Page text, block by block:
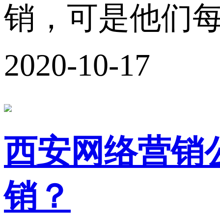
销，可是他们
2020-10-17
西安网络营销
销？